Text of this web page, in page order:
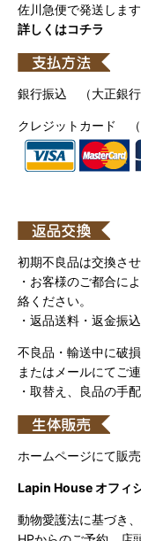
佐川急便で発送します
詳しくはコチラ
銀行振込 （大正銀行
クレジットカード （
初期不良品は交換さ
・お客様のご都合に
絡ください。
・返品送料・返金振
不良品・輸送中に破
またはメールにてご連
・取替え、良品の手
ホームページにて販
Lapin House オフィ
動物愛護法に基づき